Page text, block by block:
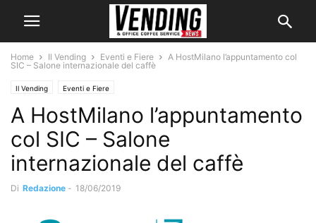
Home Il Vending Eventi e Fiere
A HostMilano l’appuntamento col
SIC – Salone internazionale del caffè
Il Vending Eventi e Fiere
A HostMilano l’appuntamento
col SIC – Salone
internazionale del caffè
Di Redazione - 18/06/2019